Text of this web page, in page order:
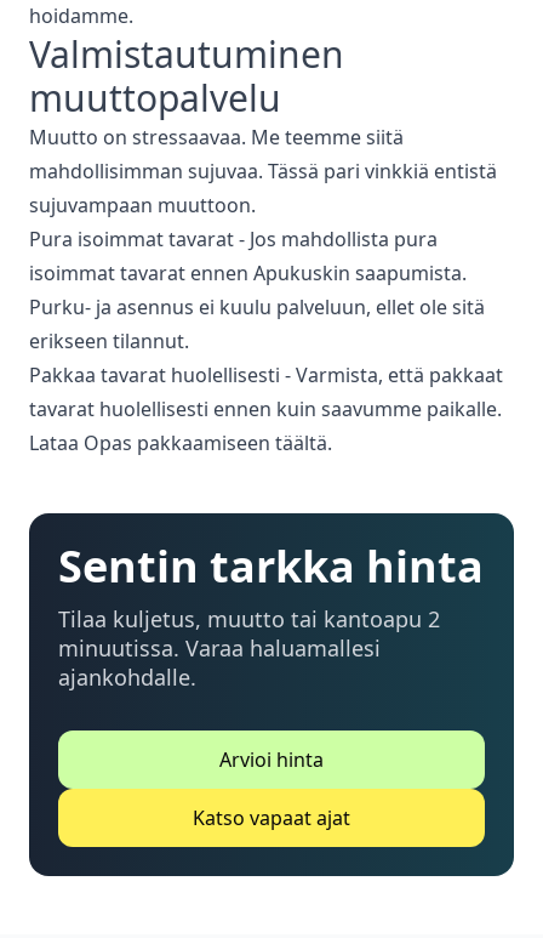
hoidamme.
Valmistautuminen
muuttopalvelu
Muutto on stressaavaa. Me teemme siitä
mahdollisimman sujuvaa. Tässä pari vinkkiä entistä
sujuvampaan muuttoon.
Pura isoimmat tavarat - Jos mahdollista pura
isoimmat tavarat ennen Apukuskin saapumista.
Purku- ja asennus ei kuulu palveluun, ellet ole sitä
erikseen tilannut.
Pakkaa tavarat huolellisesti - Varmista, että pakkaat
tavarat huolellisesti ennen kuin saavumme paikalle.
Lataa Opas pakkaamiseen täältä.
Sentin tarkka hinta
Tilaa kuljetus, muutto tai kantoapu 2
minuutissa. Varaa haluamallesi
ajankohdalle.
Arvioi hinta
Katso vapaat ajat